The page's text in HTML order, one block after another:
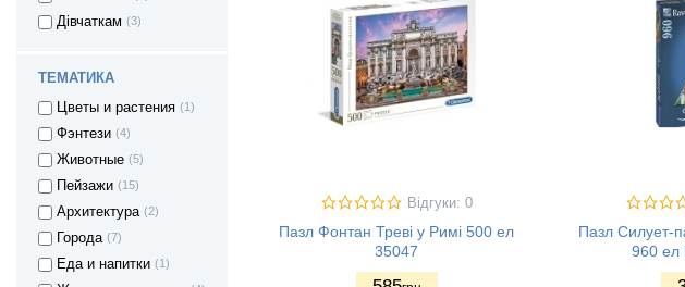
Дівчаткам (3)
ТЕМАТИКА
Цветы и растения (1)
Фэнтези (4)
Животные (5)
Пейзажи (15)
Архитектура (2)
Города (7)
Еда и напитки (1)
Відгуки: 0
Пазл Фонтан Треві у Римі 500 ел
35047
Пазл Силует-
960 ел